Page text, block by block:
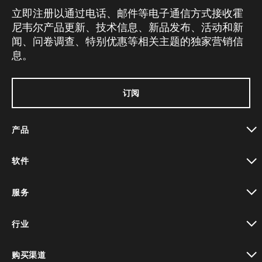
立即注册以通过电话、邮件等电子通信方式接收霍
尼韦尔产品更新、技术信息、新品发布、活动和新
闻、问卷调查、特别优惠等相关主题的独家营销信
息。
订阅
产品
软件
服务
行业
购买渠道